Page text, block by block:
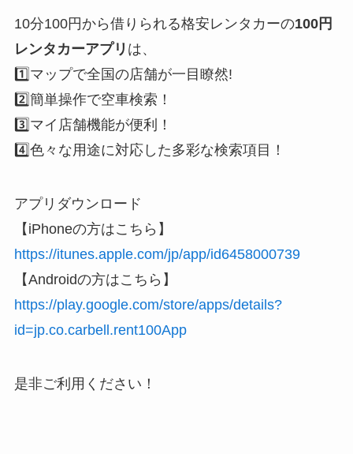
10分100円から借りられる格安レンタカーの100円
レンタカーアプリ は、
1️⃣マップで全国の店舗が一目瞭然!
2️⃣簡単操作で空車検索！
3️⃣マイ店舗機能が便利！
4️⃣色々な用途に対応した多彩な検索項目！
アプリダウンロード
【iPhoneの方はこちら】
https://itunes.apple.com/jp/app/id6458000739
【Androidの方はこちら】
https://play.google.com/store/apps/details?
id=jp.co.carbell.rent100App
是非ご利用ください！